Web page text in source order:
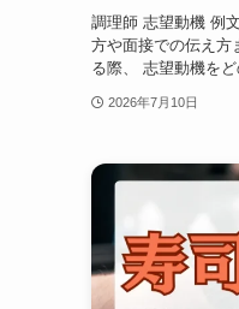
調理師 志望動機 例
方や面接での伝え方
る際、 志望動機を
2026年7月10日